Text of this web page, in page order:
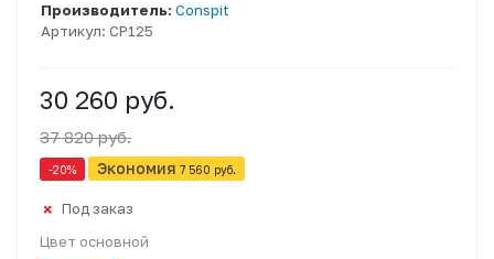
Артикул: CP125
Производитель: Conspit
30 260 руб.
37 820 руб.
-20% Экономия 7 560 руб.
Под заказ
Цвет основной